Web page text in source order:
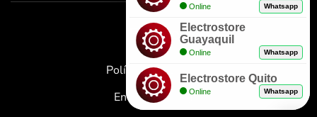
Enlaces
Políticas de Garantía
Envíos y Entregas
Online Whatsapp
Electrostore
Guayaquil
Online Whatsapp
Electrostore Quito
Online Whatsapp